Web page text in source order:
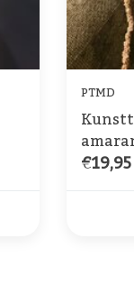
PTMD
€19,95